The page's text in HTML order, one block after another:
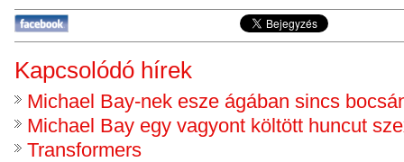
Kapcsolódó hírek
Michael Bay-nek esze ágában sincs
Michael Bay egy vagyont költött huncut
Transformers